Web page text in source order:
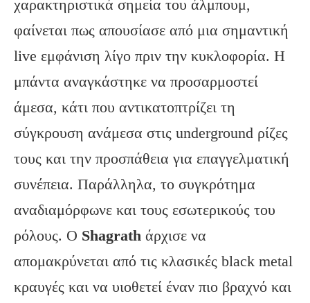
χαρακτηριστικά σημεία του άλμπουμ,
φαίνεται πως απουσίασε από μια σημαντική
live εμφάνιση λίγο πριν την κυκλοφορία. Η
μπάντα αναγκάστηκε να προσαρμοστεί
άμεσα, κάτι που αντικατοπτρίζει τη
σύγκρουση ανάμεσα στις underground ρίζες
τους και την προσπάθεια για επαγγελματική
συνέπεια. Παράλληλα, το συγκρότημα
αναδιαμόρφωνε και τους εσωτερικούς του
ρόλους. Ο Shagrath άρχισε να
απομακρύνεται από τις κλασικές black metal
κραυγές και να υιοθετεί έναν πιο βραχνό και